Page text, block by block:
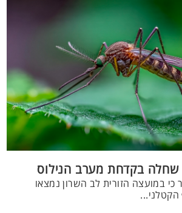
בקדחת מערב הנילוס
כי במועצה הזורית לב השרון נמצאו
הקטלני...